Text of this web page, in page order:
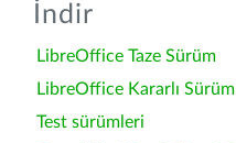
İndir
LibreOffice Taze Sürüm
LibreOffice Kararlı Sürüm
Test sürümleri